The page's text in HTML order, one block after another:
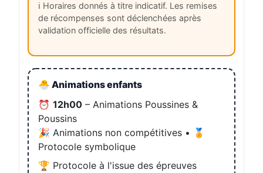
ℹ️ Horaires donnés à titre indicatif. Les remises
de récompenses sont déclenchées après
validation officielle des résultats.
🐣 Animations enfants
⏰ 12h00 – Animations Poussines &
Poussins
🎉 Animations non compétitives • 🏅
Protocole symbolique
🏆 Protocole à l'issue des épreuves